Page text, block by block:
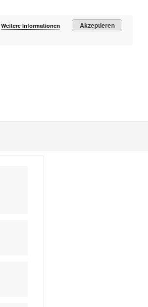
Weitere Informationen Akzeptieren